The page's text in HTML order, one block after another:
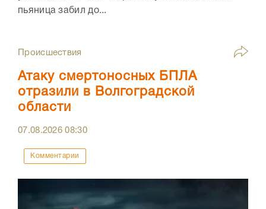
пьяница забил до...
Происшествия
Атаку смертоносных БПЛА
отразили в Волгоградской
области
07.08.202608:30
Комментарии